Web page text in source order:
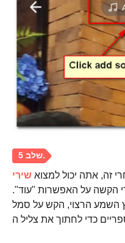
שלב 4.
זה, אתה יכול למצוא
הקשה על האפשרות "עוד".
הרצוי, הקש על סמל